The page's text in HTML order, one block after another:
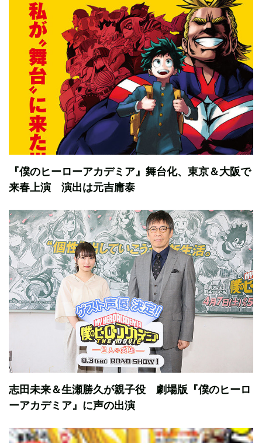
『僕のヒーローアカデミア』舞台化、東京＆大阪で
来春上演 演出は元吉庸泰
志田未来＆生瀬勝久が親子役 劇場版『僕のヒーロ
ーアカデミア』に声の出演